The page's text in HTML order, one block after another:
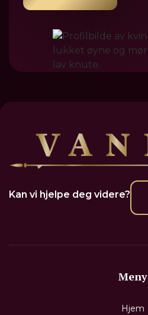
Kan vi hjelpe deg videre?
Meny
Hjem